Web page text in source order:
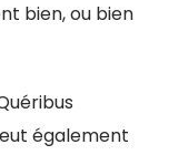
bien, ou bien
également